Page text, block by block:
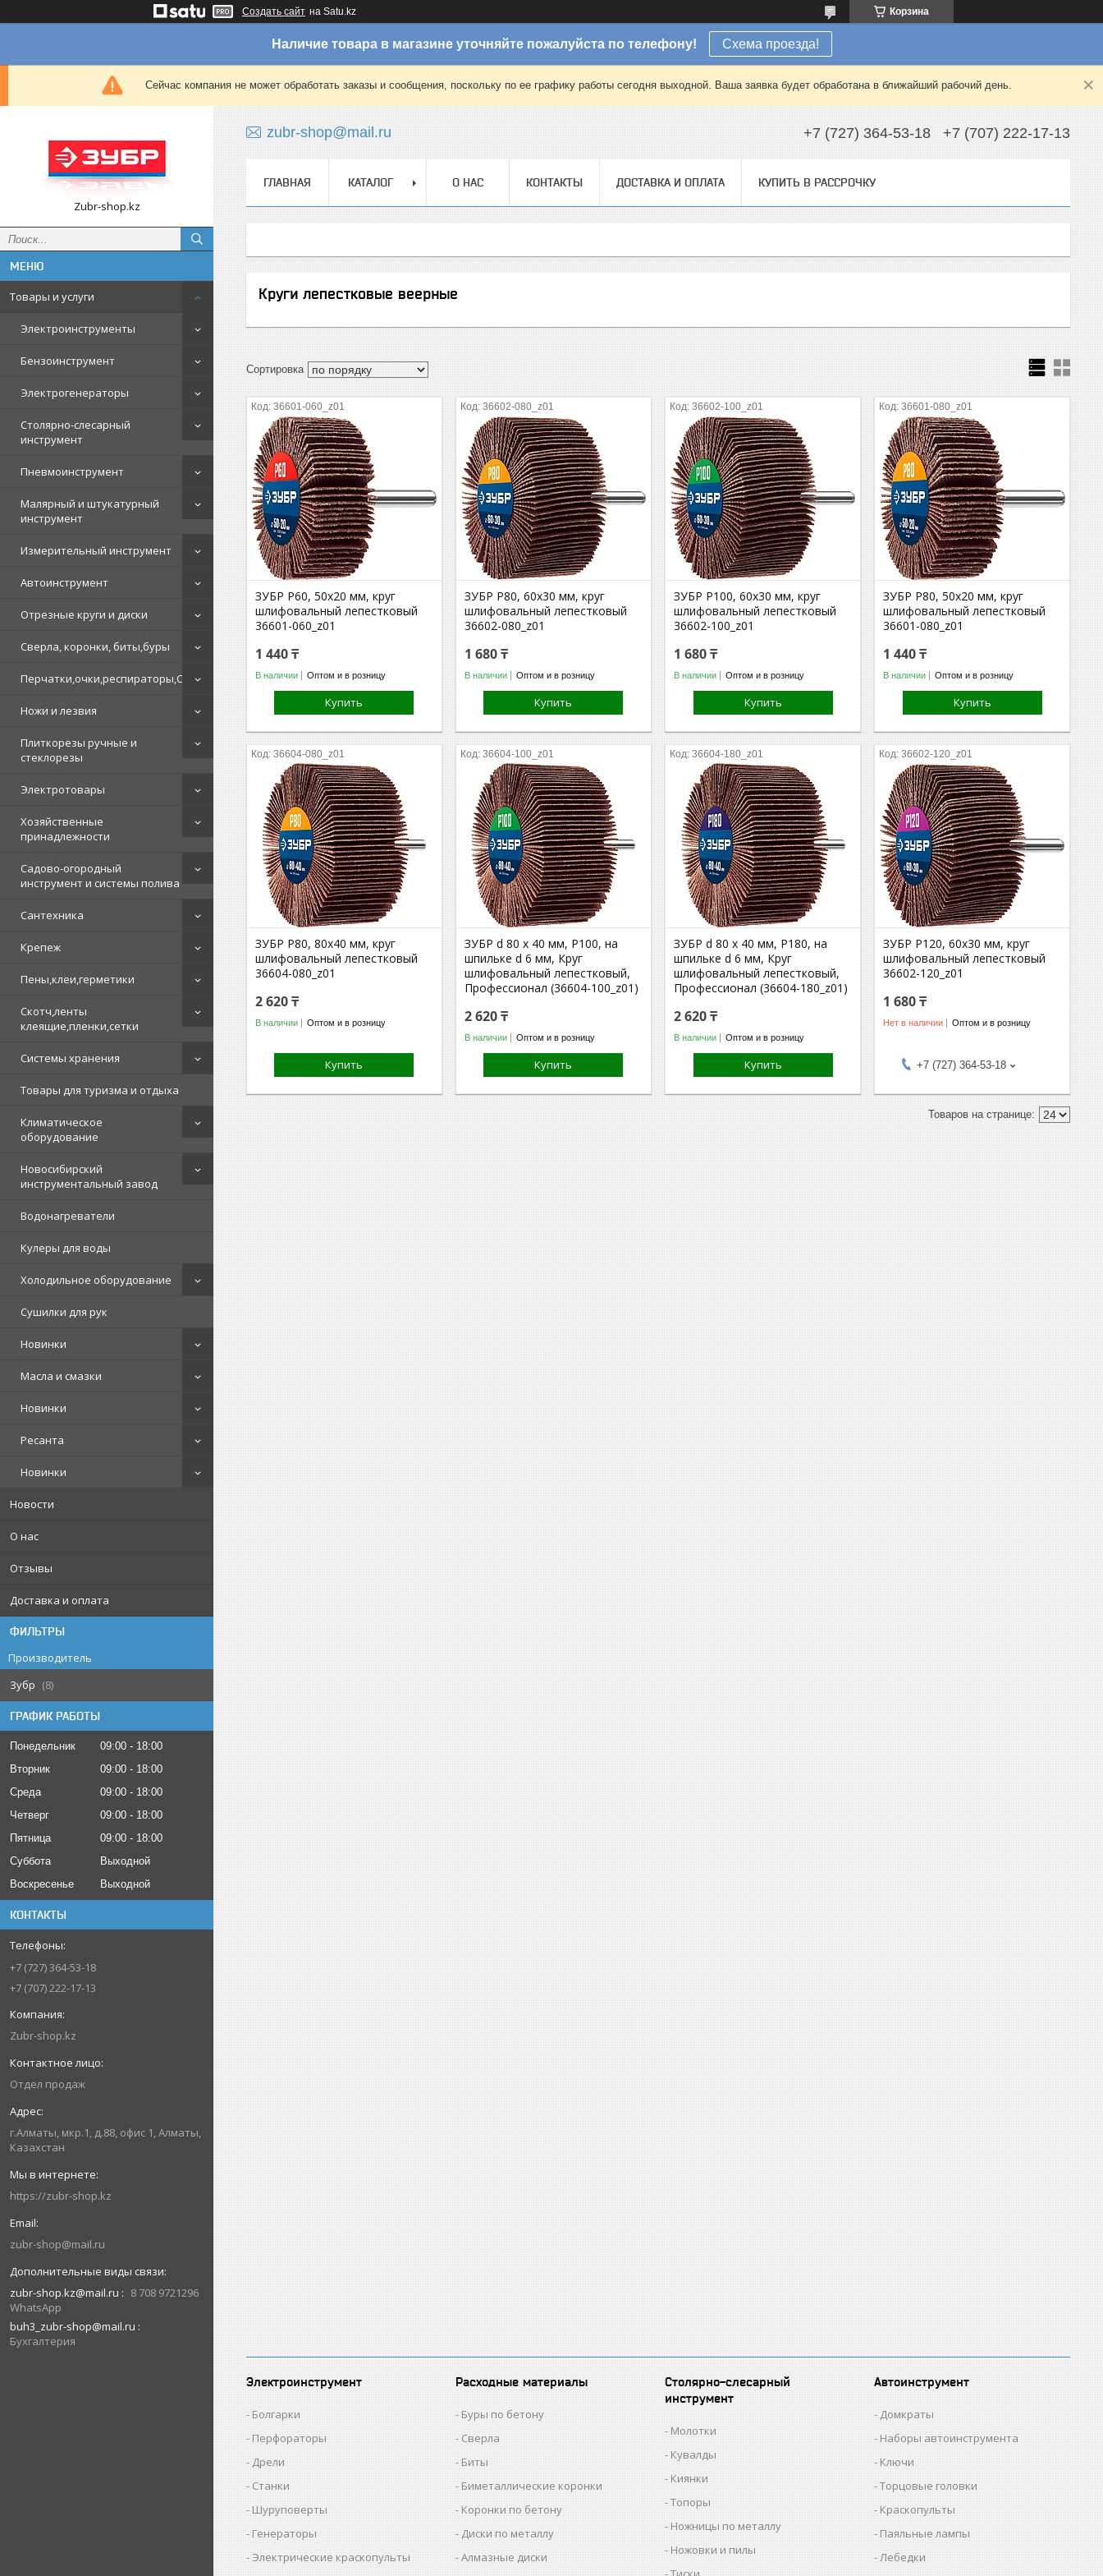
Создать сайт на Satu.kz Корзина
Наличие товара в магазине уточняйте пожалуйста по телефону! Схема проезда!
Сейчас компания не может обработать заказы и сообщения, поскольку по ее графику работы сегодня выходной. Ваша заявка будет обработана в ближайший рабочий день.
Zubr-shop.kz
Товары и услуги
Электроинструменты
Бензоинструмент
Электрогенераторы
Столярно-слесарный
инструмент
Пневмоинструмент
Малярный и штукатурный
инструмент
Измерительный инструмент
Автоинструмент
Отрезные круги и диски
Сверла, коронки, биты,буры
Перчатки,очки,респираторы,СИЗ
Ножи и лезвия
Плиткорезы ручные и
стеклорезы
Электротовары
Хозяйственные
принадлежности
Садово-огородный
инструмент и системы полива
Сантехника
Крепеж
Пены,клеи,герметики
Скотч,ленты
клеящие,пленки,сетки
Системы хранения
Товары для туризма и отдыха
Климатическое
оборудование
Новосибирский
инструментальный завод
Водонагреватели
Кулеры для воды
Холодильное оборудование
Сушилки для рук
Новинки
Масла и смазки
Новинки
Ресанта
Новинки
Новости
О нас
Отзывы
Доставка и оплата
ФИЛЬТРЫ
Производитель
Зубр
8
ГРАФИК РАБОТЫ
Понедельник 09:00
18:00
Вторник
09:00
18:00
Среда
09:00
18:00
Четверг
09:00
18:00
Пятница
09:00
18:00
Суббота
Выходной
Воскресенье
Выходной
КОНТАКТЫ
+7 (727) 364-53-18
+7 (707) 222-17-13
Zubr-shop.kz
Отдел продаж
г.Алматы, мкр.1, д.88, офис 1, Алматы,
Казахстан
https://zubr-shop.kz
zubr-shop@mail.ru
zubr-shop.kz@mail.ru
8 708 9721296
WhatsApp
buh3_zubr-shop@mail.ru
Бухгалтерия
zubr-shop@mail.ru +7 (727) 364-53-18 +7 (707) 222-17-13
ГЛАВНАЯ КАТАЛОГ О НАС КОНТАКТЫ ДОСТАВКА И ОПЛАТА КУПИТЬ В РАССРОЧКУ
Круги лепестковые веерные
36601-060_z01
ЗУБР P60, 50x20 мм, круг
шлифовальный лепестковый
36601-060_z01
1 440 ₸
В наличии Оптом и в розницу
Купить
36602-080_z01
ЗУБР P80, 60x30 мм, круг
шлифовальный лепестковый
36602-080_z01
1 680 ₸
В наличии Оптом и в розницу
Купить
36602-100_z01
ЗУБР P100, 60x30 мм, круг
шлифовальный лепестковый
36602-100_z01
1 680 ₸
В наличии Оптом и в розницу
Купить
36601-080_z01
ЗУБР P80, 50x20 мм, круг
шлифовальный лепестковый
36601-080_z01
1 440 ₸
В наличии Оптом и в розницу
Купить
36604-080_z01
ЗУБР P80, 80x40 мм, круг
шлифовальный лепестковый
36604-080_z01
2 620 ₸
В наличии Оптом и в розницу
Купить
36604-100_z01
ЗУБР d 80 x 40 мм, P100, на
шпильке d 6 мм, Круг
шлифовальный лепестковый,
Профессионал (36604-100_z01)
2 620 ₸
В наличии Оптом и в розницу
Купить
36604-180_z01
ЗУБР d 80 x 40 мм, P180, на
шпильке d 6 мм, Круг
шлифовальный лепестковый,
Профессионал (36604-180_z01)
2 620 ₸
В наличии Оптом и в розницу
Купить
36602-120_z01
ЗУБР P120, 60x30 мм, круг
шлифовальный лепестковый
36602-120_z01
1 680 ₸
Нет в наличии Оптом и в розницу
+7 (727) 364-53-18
Электроинструмент
Болгарки
Перфораторы
Дрели
Станки
Шуруповерты
Генераторы
Электрические краскопульты
Расходные материалы
Буры по бетону
Сверла
Биты
Биметаллические коронки
Коронки по бетону
Диски по металлу
Алмазные диски
Столярно-слесарный
инструмент
Молотки
Кувалды
Киянки
Топоры
Ножницы по металлу
Ножовки и пилы
Автоинструмент
Домкраты
Наборы автоинструмента
Ключи
Торцовые головки
Краскопульты
Паяльные лампы
Лебедки